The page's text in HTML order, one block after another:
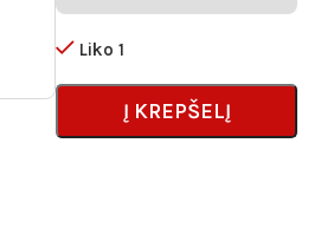
Liko 1
Į KREPŠELĮ